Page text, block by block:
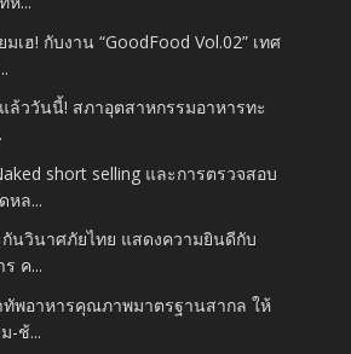
เฮ! กับงาน “GoodFood Vol.02” เทศ
ล้ววันนี้! สภาอุตสาหกรรมอาหารทะ
short selling และการตรวจสอบ
หล...
นวินาศภัยไทย แสดงความยินดีกับ
ค...
ำทัพอาหารคุณภาพมาตรฐานสากล ให้
-ช้...